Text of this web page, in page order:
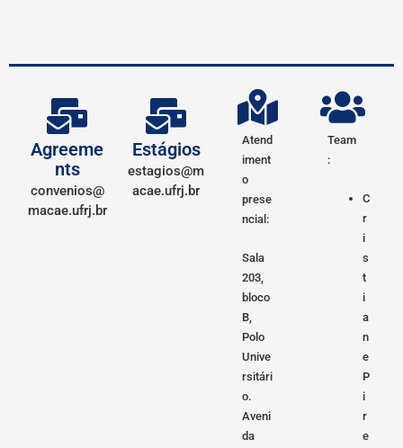
Agreeme
nts
convenios@
macae.ufrj.br
Estágios
estagios@m
acae.ufrj.br
Atend
iment
o
prese
ncial:
Sala
203,
bloco
B,
Polo
Unive
rsitári
o.
Aveni
da
Team
:
C
r
i
s
t
i
a
n
e
P
i
r
e